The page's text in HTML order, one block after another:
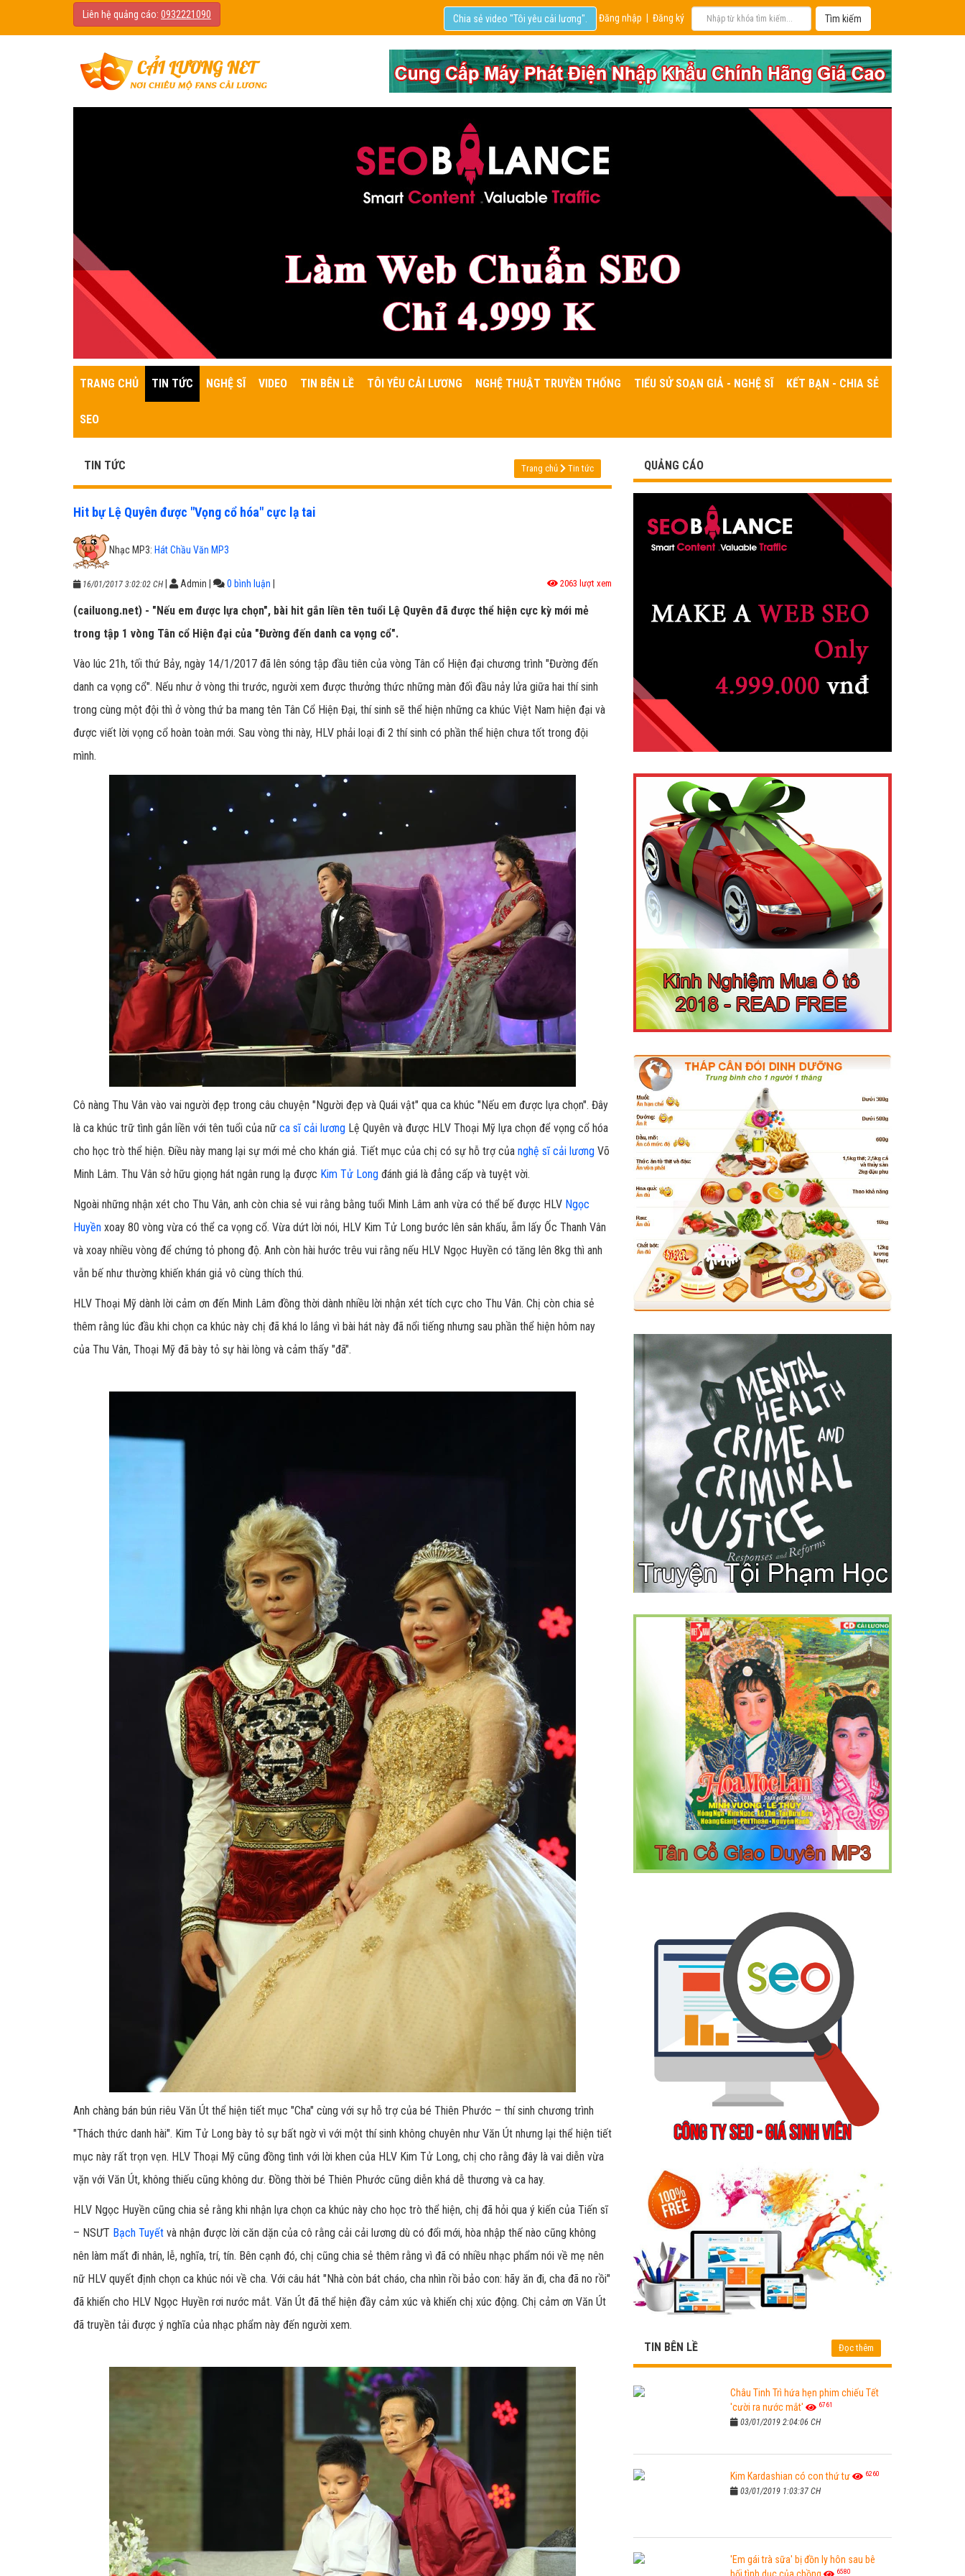
Liên hệ quảng cáo: 0932221090 Đăng nhập Đăng ký
Chia sẻ video "Tôi yêu cải lương".
TRANG CHỦ TIN TỨC NGHỆ SĨ VIDEO TIN BÊN LỀ TÔI YÊU CẢI LƯƠNG NGHỆ THUẬT TRUYỀN THỐNG TIỂU SỬ SOẠN GIẢ - NGHỆ SĨ KẾT BẠN - CHIA SẺ
SEO
TIN TỨC Trang chủ Tin tức
Hit bự Lệ Quyên được "Vọng cổ hóa" cực lạ tai
Nhạc MP3: Hát Chầu Văn MP3
16/01/2017 3:02:02 CH Admin 0 bình luận 2063 lượt xem
(cailuong.net) - "Nếu em được lựa chọn", bài hit gắn liền tên tuổi Lệ Quyên đã được thể hiện cực kỳ mới mẻ
trong tập 1 vòng Tân cổ Hiện đại của "Đường đến danh ca vọng cổ".
Vào lúc 21h, tối thứ Bảy, ngày 14/1/2017 đã lên sóng tập đầu tiên của vòng Tân cổ Hiện đại chương trình "Đường đến
danh ca vọng cổ". Nếu như ở vòng thi trước, người xem được thưởng thức những màn đối đầu nảy lửa giữa hai thí sinh
trong cùng một đội thì ở vòng thứ ba mang tên Tân Cổ Hiện Đại, thí sinh sẽ thể hiện những ca khúc Việt Nam hiện đại và
được viết lời vọng cổ hoàn toàn mới. Sau vòng thi này, HLV phải loại đi 2 thí sinh có phần thể hiện chưa tốt trong đội
mình.
Cô nàng Thu Vân vào vai người đẹp trong câu chuyện "Người đẹp và Quái vật" qua ca khúc "Nếu em được lựa chọn". Đây
là ca khúc trữ tình gắn liền với tên tuổi của nữ ca sĩ cải lương Lệ Quyên và được HLV Thoại Mỹ lựa chọn để vọng cổ hóa
cho học trò thể hiện. Điều này mang lại sự mới mẻ cho khán giả. Tiết mục của chị có sự hỗ trợ của nghệ sĩ cải lương Võ
Minh Lâm. Thu Vân sở hữu giọng hát ngân rung lạ được Kim Tử Long đánh giá là đẳng cấp và tuyệt vời.
Ngoài những nhận xét cho Thu Vân, anh còn chia sẻ vui rằng bằng tuổi Minh Lâm anh vừa có thể bế được HLV Ngọc
Huyền xoay 80 vòng vừa có thể ca vọng cổ. Vừa dứt lời nói, HLV Kim Tử Long bước lên sân khấu, ẵm lấy Ốc Thanh Vân
và xoay nhiều vòng để chứng tỏ phong độ. Anh còn hài hước trêu vui rằng nếu HLV Ngọc Huyền có tăng lên 8kg thì anh
vẫn bế như thường khiến khán giả vô cùng thích thú.
HLV Thoại Mỹ dành lời cảm ơn đến Minh Lâm đồng thời dành nhiều lời nhận xét tích cực cho Thu Vân. Chị còn chia sẻ
thêm rằng lúc đầu khi chọn ca khúc này chị đã khá lo lắng vì bài hát này đã nổi tiếng nhưng sau phần thể hiện hôm nay
của Thu Vân, Thoại Mỹ đã bày tỏ sự hài lòng và cảm thấy "đã".
Anh chàng bán bún riêu Văn Út thể hiện tiết mục "Cha" cùng với sự hỗ trợ của bé Thiên Phước – thí sinh chương trình
"Thách thức danh hài". Kim Tử Long bày tỏ sự bất ngờ vì với một thí sinh không chuyên như Văn Út nhưng lại thể hiện tiết
mục này rất trọn vẹn. HLV Thoại Mỹ cũng đồng tình với lời khen của HLV Kim Tử Long, chị cho rằng đây là vai diễn vừa
vặn với Văn Út, không thiếu cũng không dư. Đồng thời bé Thiên Phước cũng diễn khá dễ thương và ca hay.
HLV Ngọc Huyền cũng chia sẻ rằng khi nhận lựa chọn ca khúc này cho học trò thể hiện, chị đã hỏi qua ý kiến của Tiến sĩ
– NSƯT Bạch Tuyết và nhận được lời căn dặn của cô rằng cải cải lương dù có đổi mới, hòa nhập thế nào cũng không
nên làm mất đi nhân, lễ, nghĩa, trí, tín. Bên cạnh đó, chị cũng chia sẻ thêm rằng vì đã có nhiều nhạc phẩm nói về mẹ nên
nữ HLV quyết định chọn ca khúc nói về cha. Với câu hát "Nhà còn bát cháo, cha nhìn rồi bảo con: hãy ăn đi, cha đã no rồi"
đã khiến cho HLV Ngọc Huyền rơi nước mắt. Văn Út đã thể hiện đầy cảm xúc và khiến chị xúc động. Chị cảm ơn Văn Út
đã truyền tải được ý nghĩa của nhạc phẩm này đến người xem.
QUẢNG CÁO
TIN BÊN LỀ Đọc thêm
Châu Tinh Trì hứa hẹn phim chiếu Tết
'cười ra nước mắt'
6761
03/01/2019 2:04:06 CH
Kim Kardashian có con thứ tư 6260
03/01/2019 1:03:37 CH
'Em gái trà sữa' bị đồn ly hôn sau bê
6580
Like Fanpage Để Ủng Hộ Chúng Tôi Duy Trì Website